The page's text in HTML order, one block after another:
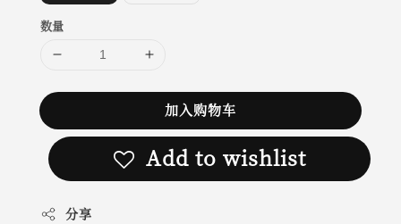
数量
加入购物车
Add to wishlist
分享